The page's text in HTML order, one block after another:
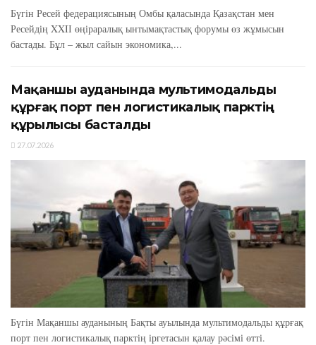
Бүгін Ресей федерациясының Омбы қаласында Қазақстан мен
Ресейдің XXIІ өңіраралық ынтымақтастық форумы өз жұмысын
бастады. Бұл – жыл сайын экономика,...
Мақаншы ауданында мультимодальды
құрғақ порт пен логистикалық парктің
құрылысы басталды
27.07.2026
Бүгін Мақаншы ауданының Бақты ауылында мультимодальды құрғақ
порт пен логистикалық парктің іргетасын қалау рәсімі өтті.